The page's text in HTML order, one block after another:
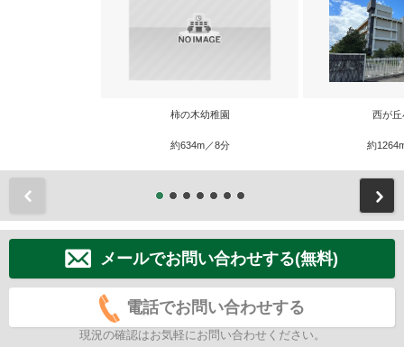
柿の木幼稚園
約634m／8分
西が丘
約
メールでお問い合わせする(無料)
電話でお問い合わせする
現況の確認はお気軽にお問い合わせください。